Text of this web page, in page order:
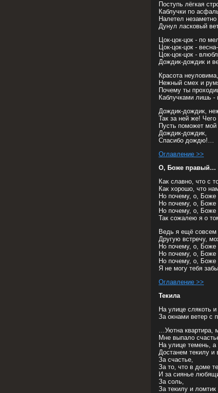
Поступь лёгкая
Каблучки по
Налетел
Дунул ласковый
Цок-цок-цок - по
Цок-цок-цок -
Цок-цок-цок -
Дождик-дождик и
Красота неуловима,
Нежный смех и
Почему ты
Каблучками лишь -
Дождик-дождик,
Так за ней же!
Пусть поможет мой
Дождик-дождик,
Спасибо дождю!…
Оглавление >>
О, Боже правый…
Как славно, что с
Как хорошо, что
Но почему, о, Боже
Но почему, о, Боже
Но почему, о, Боже
Так сожалею я о
Ведь я ещё совсем
Другую встречу,
Но почему, о, Боже
Но почему, о, Боже
Но почему, о, Боже
Я не могу тебя
Оглавление >>
Текила
На улице слякоть
За окнами ветер с
…Уютна квартира,
Мне выпало
На улице темень,
Достанем текилу и
За счастье,
За то, что в доме
И за сиянье
За соль,
За текилу и